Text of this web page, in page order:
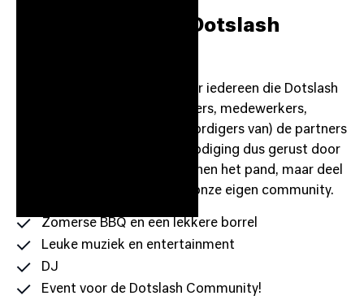
Exclusief voor de Dotslash
Dit evenement is bedoeld voor iedereen die Dotslash
tot zo'n succes maakt: founders, medewerkers,
stagiaires en de (vertegenwoordigers van) de partners
van Dotslash. Stuur deze uitnodiging dus gerust door
naar al je directe collega's binnen het pand, maar deel
de link alsjeblieft niet buiten onze eigen community.
Zomerse BBQ en een lekkere borrel
Leuke muziek en entertainment
DJ
Event voor de Dotslash Community!